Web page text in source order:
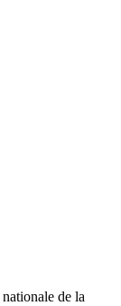
de la